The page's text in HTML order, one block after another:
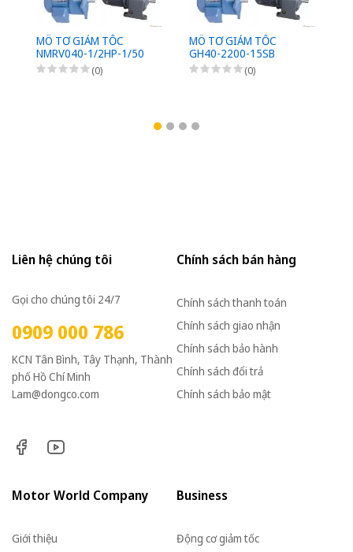
MÔ TƠ GIẢM TỐC
NMRV040-1/2HP-1/50
(0)
MÔ TƠ GIẢM TỐC
GH40-2200-15SB
(0)
Liên hệ chúng tôi
Gọi cho chúng tôi 24/7
0909 000 786
KCN Tân Bình, Tây Thạnh, Thành
phố Hồ Chí Minh
Lam@dongco.com
Chính sách bán hàng
Chính sách thanh toán
Chính sách giao nhận
Chính sách bảo hành
Chính sách đổi trả
Chính sách bảo mật
Motor World Company
Giới thiệu
Business
Động cơ giảm tốc